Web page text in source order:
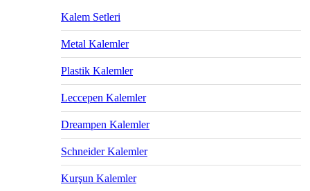
Kalem Setleri
Metal Kalemler
Plastik Kalemler
Leccepen Kalemler
Dreampen Kalemler
Schneider Kalemler
Kurşun Kalemler